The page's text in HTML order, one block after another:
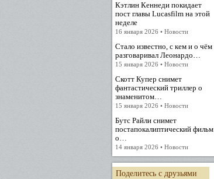
Кэтлин Кеннеди покидает
пост главы Lucasfilm на этой
неделе
16 января 2026 • Новости
Стало известно, с кем и о чём
разговаривал Леонардо…
15 января 2026 • Новости
Скотт Купер снимет
фантастический триллер о
знаменитом…
15 января 2026 • Новости
Бутс Райли снимет
постапокалиптический фильм
о…
14 января 2026 • Новости
Поделитесь с друзьями